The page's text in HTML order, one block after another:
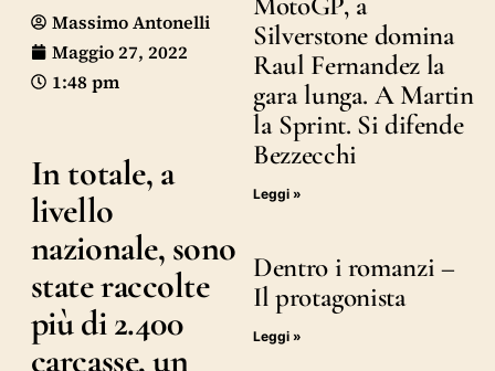
Massimo Antonelli
Maggio 27, 2022
1:48 pm
In totale, a
livello
nazionale, sono
state raccolte
più di 2.400
carcasse, un
Silverstone domina
Raul Fernandez la
gara lunga. A Martin
la Sprint. Si difende
Bezzecchi
Leggi »
Dentro i romanzi –
Il protagonista
Leggi »